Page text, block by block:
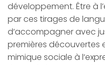
développement. Être à
par ces tirages de
d’accompagner avec
premières découvertes
mimique sociale à